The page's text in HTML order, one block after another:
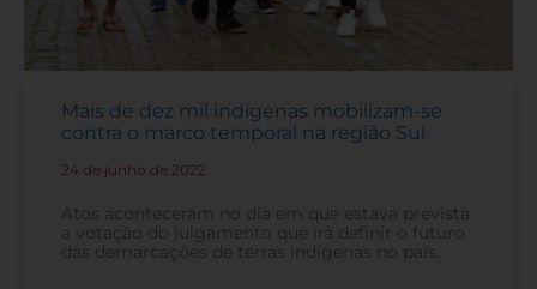
Mais de dez mil indígenas mobilizam-se
contra o marco temporal na região Sul
24 de junho de 2022
Atos aconteceram no dia em que estava prevista
a votação do julgamento que irá definir o futuro
das demarcações de terras indígenas no país.